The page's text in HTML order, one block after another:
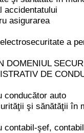
accidentatului
asigurarea
a
DOMENIUL
DE
conducător auto
şi sănătăţii în
contabil-şef,